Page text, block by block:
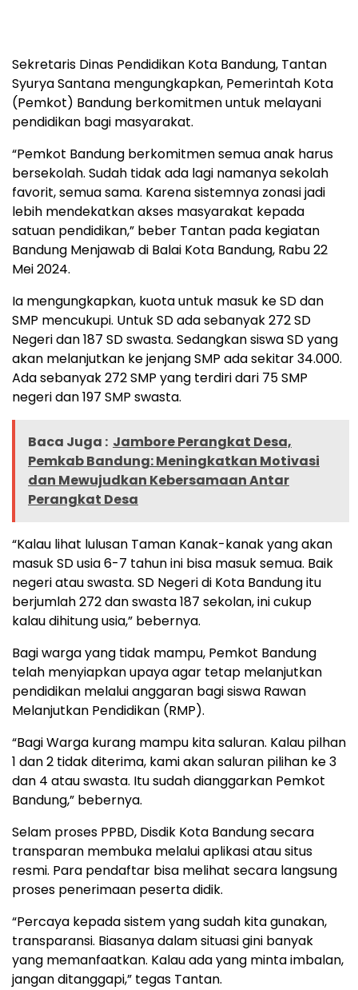
Sekretaris Dinas Pendidikan Kota Bandung, Tantan
Syurya Santana mengungkapkan, Pemerintah Kota
(Pemkot) Bandung berkomitmen untuk melayani
pendidikan bagi masyarakat.
“Pemkot Bandung berkomitmen semua anak harus
bersekolah. Sudah tidak ada lagi namanya sekolah
favorit, semua sama. Karena sistemnya zonasi jadi
lebih mendekatkan akses masyarakat kepada
satuan pendidikan,” beber Tantan pada kegiatan
Bandung Menjawab di Balai Kota Bandung, Rabu 22
Mei 2024.
Ia mengungkapkan, kuota untuk masuk ke SD dan
SMP mencukupi. Untuk SD ada sebanyak 272 SD
Negeri dan 187 SD swasta. Sedangkan siswa SD yang
akan melanjutkan ke jenjang SMP ada sekitar 34.000.
Ada sebanyak 272 SMP yang terdiri dari 75 SMP
negeri dan 197 SMP swasta.
Baca Juga : Jambore Perangkat Desa,
Pemkab Bandung: Meningkatkan Motivasi
dan Mewujudkan Kebersamaan Antar
Perangkat Desa
“Kalau lihat lulusan Taman Kanak-kanak yang akan
masuk SD usia 6-7 tahun ini bisa masuk semua. Baik
negeri atau swasta. SD Negeri di Kota Bandung itu
berjumlah 272 dan swasta 187 sekolan, ini cukup
kalau dihitung usia,” bebernya.
Bagi warga yang tidak mampu, Pemkot Bandung
telah menyiapkan upaya agar tetap melanjutkan
pendidikan melalui anggaran bagi siswa Rawan
Melanjutkan Pendidikan (RMP).
“Bagi Warga kurang mampu kita saluran. Kalau pilhan
1 dan 2 tidak diterima, kami akan saluran pilihan ke 3
dan 4 atau swasta. Itu sudah dianggarkan Pemkot
Bandung,” bebernya.
Selam proses PPBD, Disdik Kota Bandung secara
transparan membuka melalui aplikasi atau situs
resmi. Para pendaftar bisa melihat secara langsung
proses penerimaan peserta didik.
“Percaya kepada sistem yang sudah kita gunakan,
transparansi. Biasanya dalam situasi gini banyak
yang memanfaatkan. Kalau ada yang minta imbalan,
jangan ditanggapi,” tegas Tantan.